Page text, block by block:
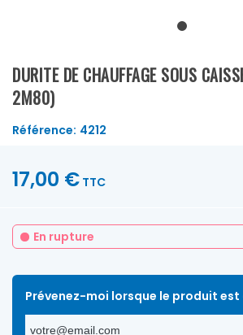
DURITE DE CHAUFFAGE SOUS
2M80)
Référence: 4212
17,00 € TTC
En rupture
Prévenez-moi lorsque le produit